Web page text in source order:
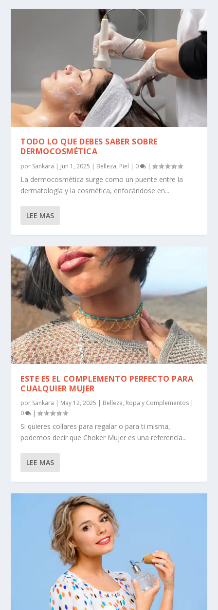
TODO LO QUE DEBES SABER SOBRE
DERMOCOSMÉTICA
por Sankara | Jun 1, 2025 | Belleza, Piel | 0 |
La dermocosmética surge como un puente entre la
dermatología y la cosmética, enfocándose en...
LEE MAS
ESTE ES EL COMPLEMENTO PERFECTO PARA
CUALQUIER MUJER
por Sankara May 12, 2025 Belleza, Ropa y Complementos
0
|
Si quieres collares para regalar o para ti misma,
podemos decir que Choker Mujer es una referencia...
LEE MAS